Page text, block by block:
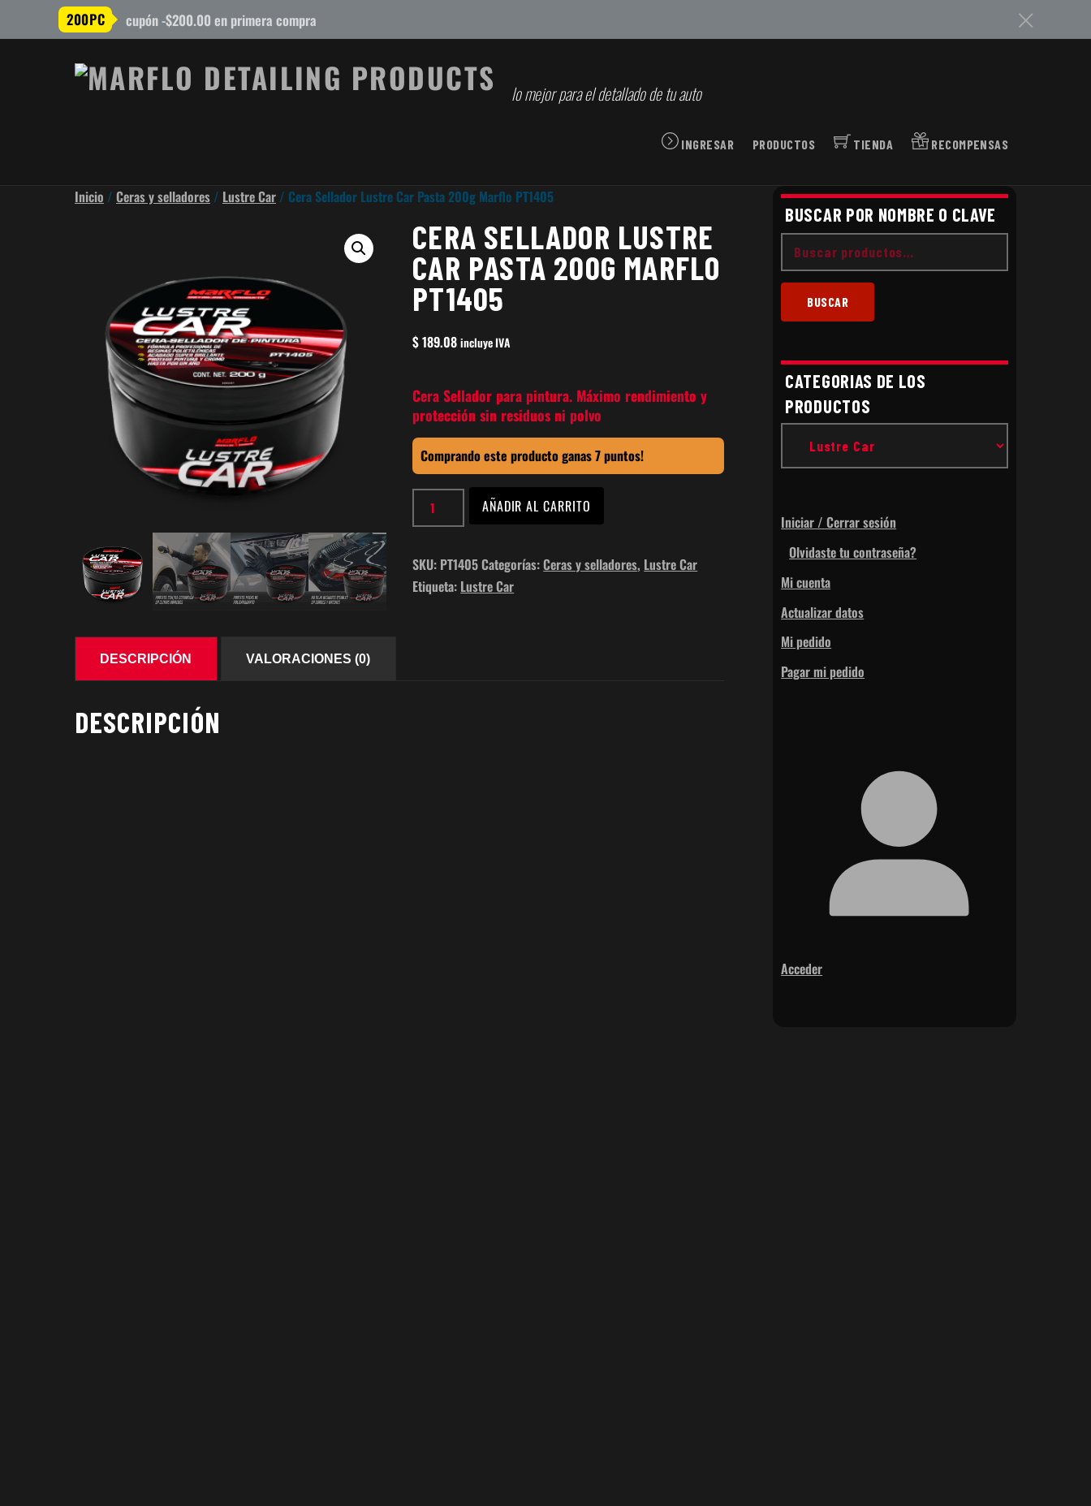
200PC cupón -$200.00 en primera compra c
lo mejor para el detallado de tu auto
INGRESAR PRODUCTOS TIENDA RECOMPENSAS
Inicio / Ceras y selladores / Lustre Car / Cera Sellador Lustre Car Pasta 200g Marflo PT1405
CERA SELLADOR LUSTRE
CAR PASTA 200G MARFLO
PT1405
$189.08 incluye IVA
Cera Sellador para pintura. Máximo rendimiento y
protección sin residuos ni polvo
Comprando este producto ganas 7 puntos!
Cera
Sellador
Car
Pasta
AÑADIR AL CARRITO
SKU: PT1405Categorías:Ceras y selladores, Lustre Car
Etiqueta: Lustre Car
DESCRIPCIÓN VALORACIONES (0)
DESCRIPCIÓN
BUSCAR POR NOMBRE O CLAVE
Buscar
por:
BUSCAR
CATEGORIAS DE LOS
PRODUCTOS
Iniciar / Cerrar sesión
Olvidaste tu contraseña?
Mi cuenta
Actualizar datos
Mi pedido
Pagar mi pedido
Acceder